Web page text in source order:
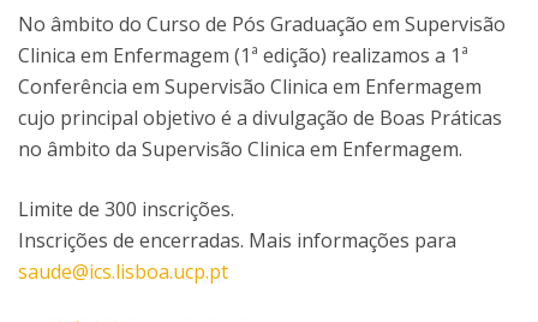
No âmbito do Curso de Pós Graduação em Supervisão
Clinica em Enfermagem (1ª edição) realizamos a 1ª
Conferência em Supervisão Clinica em Enfermagem
cujo principal objetivo é a divulgação de Boas Práticas
no âmbito da Supervisão Clinica em Enfermagem.
Limite de 300 inscrições.
Inscrições de encerradas. Mais informações para
saude@ics.lisboa.ucp.pt